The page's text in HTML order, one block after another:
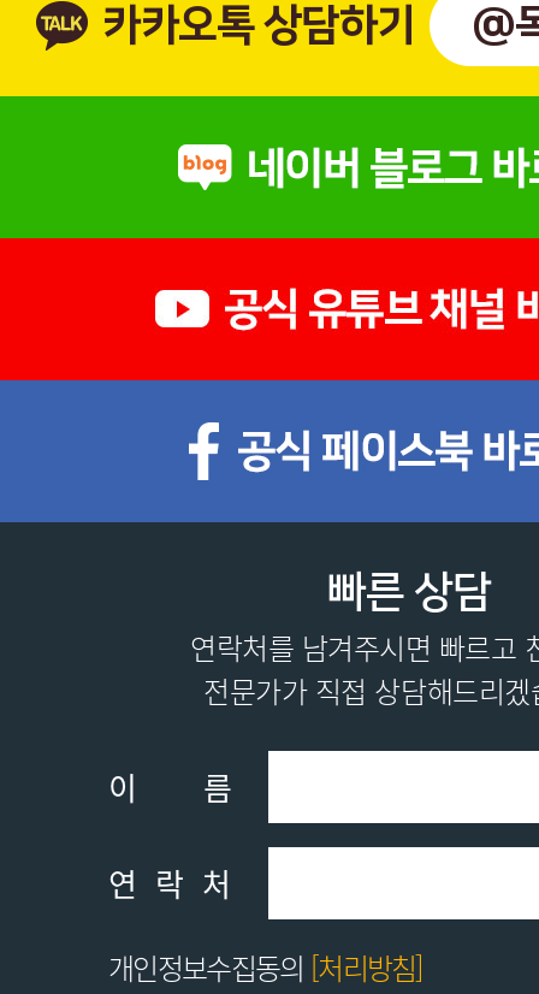
카카오톡 상담하기 @
빠른 상담
연락처를 남겨주시면 빠르고
전문가가 직접 상담해드리
이름
연락처
개인정보수집동의 [처리방침]